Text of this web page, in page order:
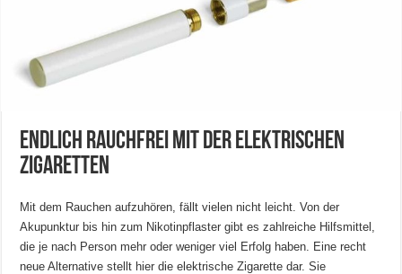
Endlich rauchfrei mit der elektrischen
Zigaretten
Mit dem Rauchen aufzuhören, fällt vielen nicht leicht. Von der
Akupunktur bis hin zum Nikotinpflaster gibt es zahlreiche Hilfsmittel,
die je nach Person mehr oder weniger viel Erfolg haben. Eine recht
neue Alternative stellt hier die elektrische Zigarette dar. Sie